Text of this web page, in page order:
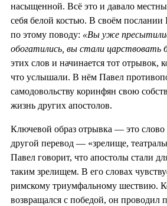
насыщенной. Всё это и давало
себя белой костью. В своём послании
по этому поводу: «Вы уже
обогатились, вы стали царствовать
этих слов и начинается тот отрывок,
что услышали. В нём Павел
самодовольству коринфян свою
жизнь других апостолов.
Ключевой образ отрывка — это
другой перевод — «зрелище,
Павел говорит, что апостолы стали
таким зрелищем. В его словах
римскому триумфальному шествию.
возвращался с победой, он проводил